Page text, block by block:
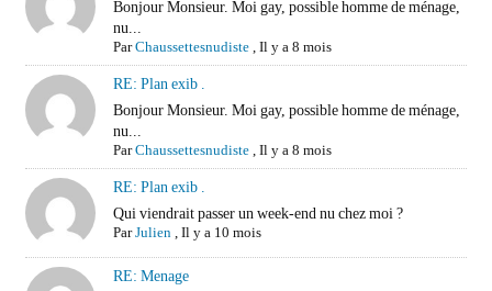
Bonjour Monsieur. Moi gay, possible homme de ménage,
nu...
ParChaussettesnudiste,Il y a 8 mois
RE: Plan exib .
Bonjour Monsieur. Moi gay, possible homme de ménage,
nu...
ParChaussettesnudiste,Il y a 8 mois
RE: Plan exib .
Qui viendrait passer un week-end nu chez moi ?
ParJulien,Il y a 10 mois
RE: Menage